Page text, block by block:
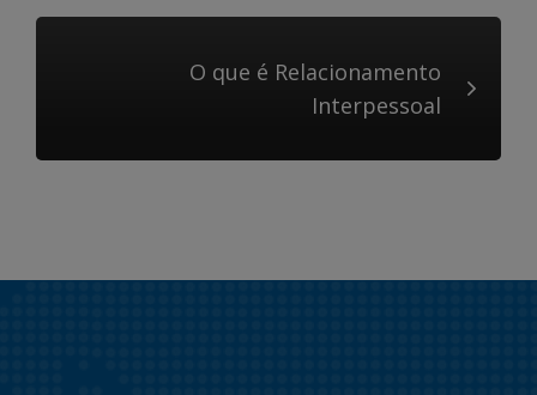
O que é Relacionamento
Interpessoal